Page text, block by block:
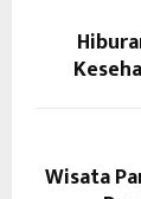
Wisata